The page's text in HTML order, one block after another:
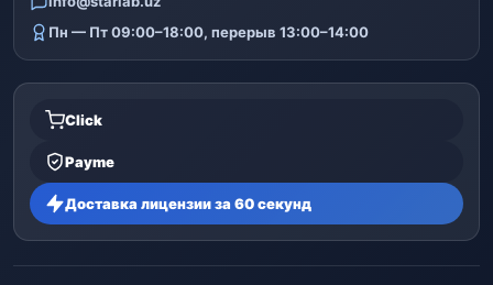
Пн — Пт 09:00–18:00, перерыв 13:00–14:00
Click
Payme
Доставка лицензии за 60 секунд